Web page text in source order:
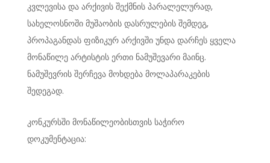
კვლევისა და არქივის შექმნის პარალელურად,
სახელოსნოში მუშაობის დასრულების შემდეგ,
პროპაგანდას ფიზიკურ არქივში უნდა დარჩეს ყველა
მონაწილე არტისტის ერთი ნამუშევარი მაინც.
ნამუშევრის შერჩევა მოხდება მოლაპარაკების
შედეგად.
კონკურსში მონაწილეობისთვის საჭირო
დოკუმენტაცია: